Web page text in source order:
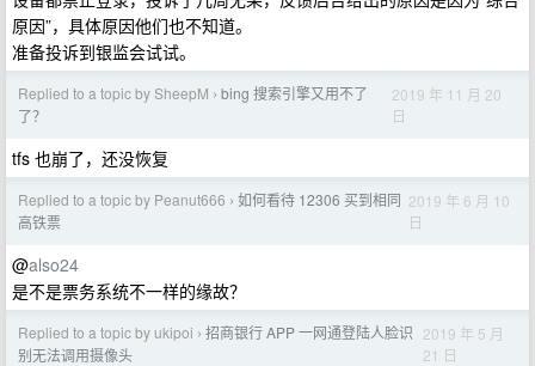
原因”，具体原因他们也不知道。
准备投诉到银监会试试。
Replied to a topic by SheepM › bing 搜索引擎又用不了
了？
2019 年 11 月 20
日
tfs 也崩了，还没恢复
Replied to a topic by Peanut666 › 如何看待 12306 买到相同
高铁票
2019 年 6 月 10
日
@also24
是不是票务系统不一样的缘故？
Replied to a topic by ukipoi › 招商银行 APP 一网通登陆人脸识
别无法调用摄像头
2019 年 5 月
21 日